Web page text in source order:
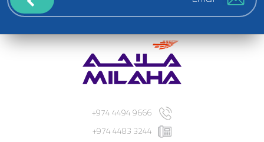
9666 4494 974+
3244 4483 974+